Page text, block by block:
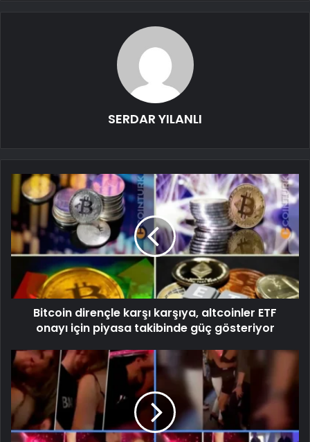
SERDAR YILANLI
Bitcoin dirençle karşı karşıya, altcoinler ETF
onayı için piyasa takibinde güç gösteriyor